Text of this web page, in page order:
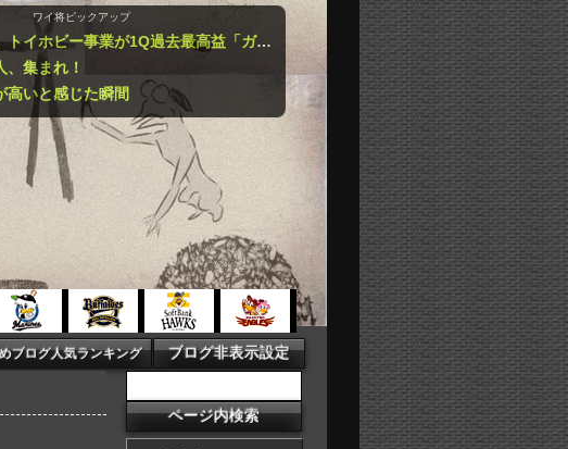
ワイ将ピックアップ
バンダイナムコ、トイホビー事業が1Q過去最高益「ガンプラ」「一番くじ」「トレカ」など大人向け商材好調で
、集まれ！
高いと感じた瞬間